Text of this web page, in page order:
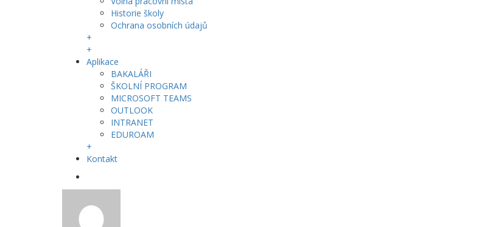
Historie školy
Ochrana osobních údajů
+
+
Aplikace
BAKALÁŘI
ŠKOLNÍ PROGRAM
MICROSOFT TEAMS
OUTLOOK
INTRANET
EDUROAM
+
Kontakt